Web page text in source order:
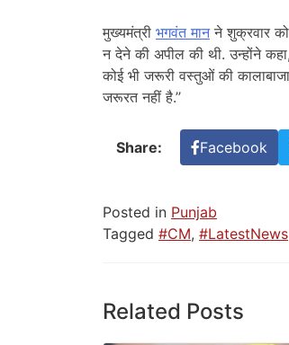
मुख्यमंत्री भगवंत मानने शुक्रवार को
न देने की अपील की थी. उन्होंने कहा,
कोई भी जरूरी वस्तुओं की
जरूरत नहीं है.’’
Share: Facebook
Posted in Punjab
Tagged #CM, #LatestNews
Related Posts